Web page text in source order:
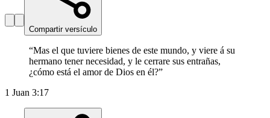
Compartir versículo
“Mas el que tuviere bienes de este mundo, y viere á su
hermano tener necesidad, y le cerrare sus entrañas,
¿cómo está el amor de Dios en él?”
1 Juan 3:17